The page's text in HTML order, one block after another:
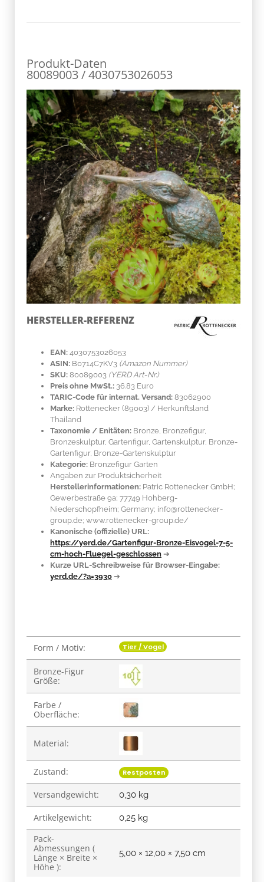
Produkt-Daten
80089003 / 4030753026053
HERSTELLER-REFERENZ
EAN: 4030753026053
ASIN: B0714C7KV3 (Amazon Nummer)
SKU: 80089003 (YERD Art-Nr.)
Preis ohne MwSt.: 36.83 Euro
TARIC-Code für internat. Versand: 83062900
Marke: Rottenecker (89003) / Herkunftsland
Thailand
Taxonomie / Enitäten: Bronze , Bronzefigur,
Bronzeskulptur, Gartenfigur, Gartenskulptur, Bronze-
Gartenfigur, Bronze-Gartenskulptur
Kategorie: Bronzefigur Garten
Angaben zur Produktsicherheit
Herstellerinformationen: Patric Rottenecker GmbH;
Gewerbestraße 9a; 77749 Hohberg-
Niederschopfheim; Germany; info@rottenecker-
group.de; www.rottenecker-group.de/
Kanonische (offizielle) URL:
https://yerd.de/Gartenfigur-Bronze-Eisvogel-7-5-
cm-hoch-Fluegel-geschlossen ➔
Kurze URL-Schreibweise für Browser-Eingabe:
yerd.de/?a=3930 ➔
Produkteigenschaft
Wert
Form / Motiv: Tier / Vogel
Bronze-Figur
Größe:
Farbe /
Oberfläche:
Material:
Zustand: Restposten
Versandgewicht: 0,30 kg
Artikelgewicht: 0,25 kg
Pack-
Abmessungen (
Länge × Breite ×
Höhe ):
5,00 × 12,00 × 7,50 cm